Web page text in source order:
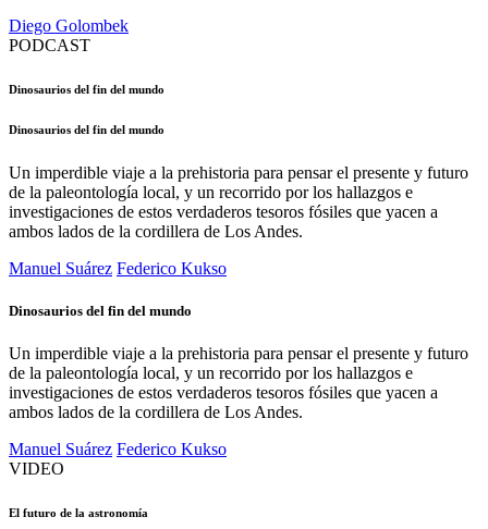
Diego Golombek
PODCAST
Dinosaurios del fin del mundo
Dinosaurios del fin del mundo
Un imperdible viaje a la prehistoria para pensar el presente y futuro
de la paleontología local, y un recorrido por los hallazgos e
investigaciones de estos verdaderos tesoros fósiles que yacen a
ambos lados de la cordillera de Los Andes.
Manuel Suárez Federico Kukso
Dinosaurios del fin del mundo
Un imperdible viaje a la prehistoria para pensar el presente y futuro
de la paleontología local, y un recorrido por los hallazgos e
investigaciones de estos verdaderos tesoros fósiles que yacen a
ambos lados de la cordillera de Los Andes.
Manuel Suárez Federico Kukso
VIDEO
El futuro de la astronomía